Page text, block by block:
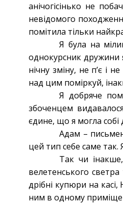
анічогісінько не
невідомого
помітила тільки
Я була на
однокурсник дружини
нічну зміну, не п’є і
над цим поміркуй,
Я добряче
збоченцем
єдине, що я могла
Адам –
цей тип себе саме
Так чи
велетенського
дрібні купюри на
ним в одному